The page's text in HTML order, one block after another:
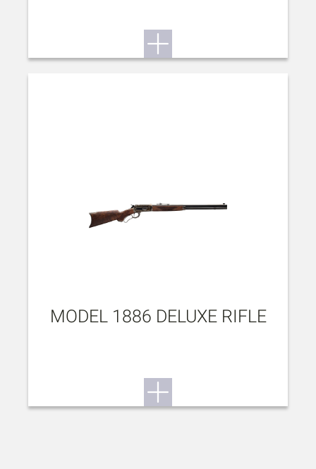
MODEL 1886 DELUXE RIFLE